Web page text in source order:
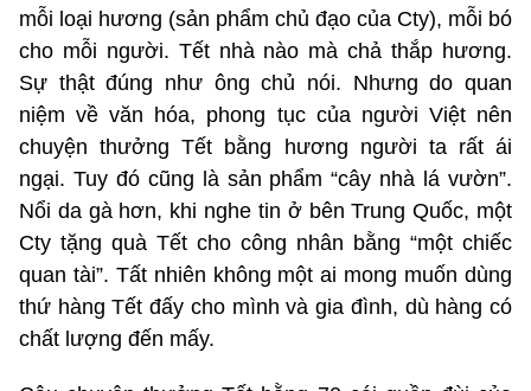
mỗi loại hương (sản phẩm chủ đạo của Cty), mỗi bó
cho mỗi người. Tết nhà nào mà chả thắp hương.
Sự thật đúng như ông chủ nói. Nhưng do quan
niệm về văn hóa, phong tục của người Việt nên
chuyện thưởng Tết bằng hương người ta rất ái
ngại. Tuy đó cũng là sản phẩm “cây nhà lá vườn”.
Nổi da gà hơn, khi nghe tin ở bên Trung Quốc, một
Cty tặng quà Tết cho công nhân bằng “một chiếc
quan tài”. Tất nhiên không một ai mong muốn dùng
thứ hàng Tết đấy cho mình và gia đình, dù hàng có
chất lượng đến mấy.